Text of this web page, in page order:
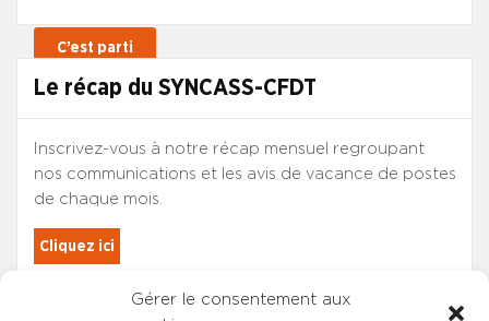
Gérer le consentement aux
Le récap du SYNCASS-CFDT
Inscrivez-vous à notre récap mensuel regroupant
nos communications et les avis de vacance de postes
de chaque mois.
Cliquez ici
Les adhérents du SYNCASS-CFDT